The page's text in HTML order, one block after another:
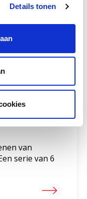
Details tonen
van
serie van 6